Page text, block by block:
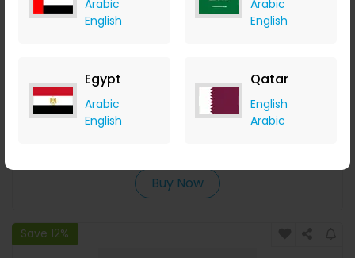
Arabic
English
Arabic
English
Egypt
Arabic
English
Qatar
English
Arabic
الوضع مع قاعدة شحن مدمجة عصا تحكم RGB مزدوجة ومشغلات
Banggood
Buy Now
Save 12%